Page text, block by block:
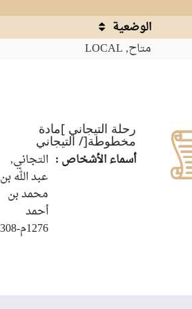
الوضعية
متاح, LOCAL
رحلة التيجاني ]مادة
مخطوطة[/ التيجاني
أسماء الأشخاص : التجاني,
عبد الله بن
محمد بن
أحمد
1276م-1308